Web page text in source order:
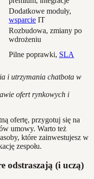
Dodatkowe moduły,
wsparcie IT
Rozbudowa, zmiany po
wdrożeniu
Pilne poprawki, SLA
i utrzymania chatbota w
ofert rynkowych i
ofertę, przygotuj się na
umowy. Warto też
które zainwestujesz w
zespołu.
odstraszają (i uczą)